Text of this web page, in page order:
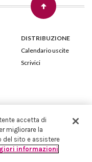
DISTRIBUZIONE
Calendario uscite
Scrivici
Nero, 84 - 20135 Milano
Capitale Sociale 258.250 €
e REA nr.1051898
accetta di
migliorare la
del sito e assistere
informazioni